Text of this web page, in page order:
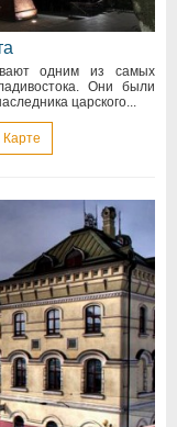
одним из самых
Они были
царского...